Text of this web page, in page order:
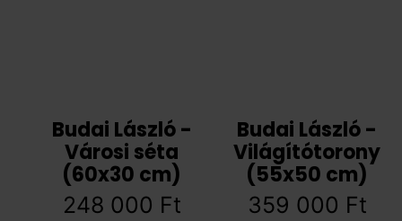
Budai László -
Városi séta
(60x30 cm)
248 000 Ft
Budai László -
Világítótorony
(55x50 cm)
359 000 Ft